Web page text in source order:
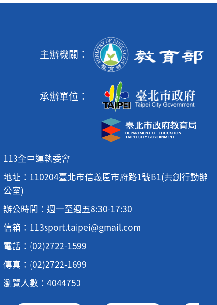
主辦機關：
承辦單位：
113全中運執委會
地址：110204臺北市信義區市府路1號B1(共創行動辦
公室)
辦公時間：週一至週五8:30-17:30
信箱：113sport.taipei@gmail.com
電話：(02)2722-1599
傳真：(02)2722-1699
瀏覽人數：4044750